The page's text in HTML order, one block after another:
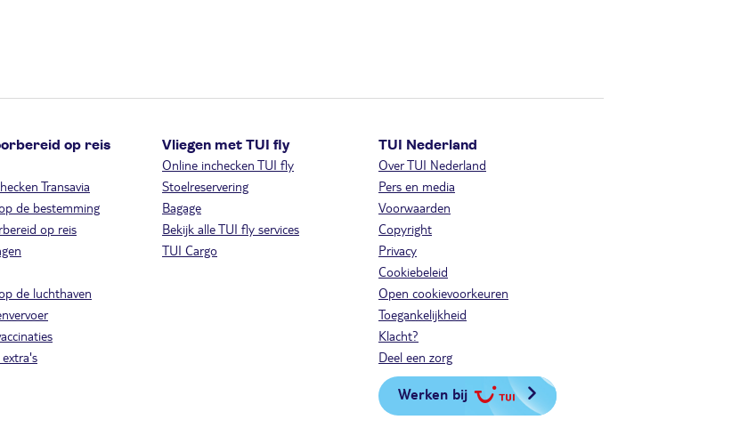
op reis
Transavia
de bestemming
op reis
de luchthaven
Vliegen met TUI fly
Online inchecken TUI fly
Stoelreservering
Bagage
Bekijk alle TUI fly services
TUI Cargo
TUI Nederland
Over TUI Nederland
Pers en media
Voorwaarden
Copyright
Privacy
Cookiebeleid
Open cookievoorkeuren
Toegankelijkheid
Klacht?
Deel een zorg
Werken bij